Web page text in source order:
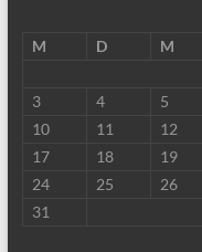
M
D M
3
4 5
10
11 12
17
18 19
24
25 26
31